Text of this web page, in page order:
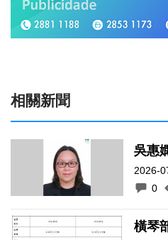
相關新聞
吳惠
2026-
0
橫琴